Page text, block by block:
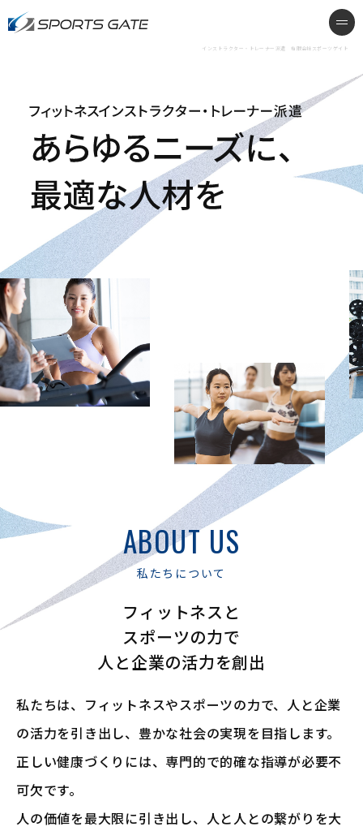
インストラクター・トレーナー派
インストラクター・トレーナー派遣 有限会社スポーツゲイト
ABOUT US
私たちについて
フィットネスと
スポーツの力で
人と企業の活力を創出
私たちは、フィットネスやスポーツの力で、 人と企業
の活力を引き出し、豊かな社会の実現を目指します。
正しい健康づくりには、専門的で的確な指導が必要不
可欠です。
人の価値を最大限に引き出し、人と人との繋がりを大